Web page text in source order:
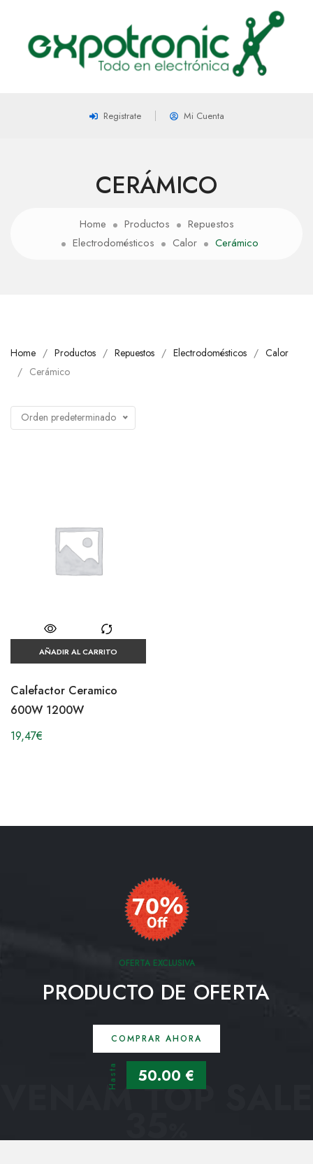
Registrate Mi Cuenta
CERÁMICO
Home Productos
Repuestos
Electrodomésticos
Calor Cerámico
Home Productos Repuestos Electrodomésticos
Calor
Cerámico
Orden predeterminado
AÑADIR AL CARRITO
Calefactor Ceramico
600W 1200W
19,47€
OFERTA EXCLUSIVA
PRODUCTO DE OFERTA
COMPRAR AHORA
Hasta 50.00 €
VENAM TOP SALE
35